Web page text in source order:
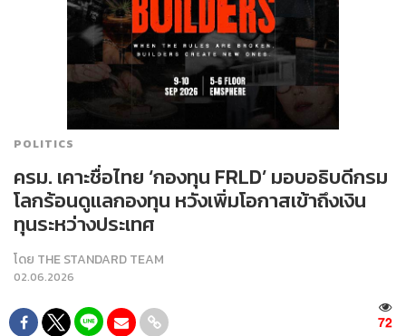
POLITICS
ครม. เคาะชื่อไทย ‘กองทุน FRLD’ มอบอธิบดีกรม
โลกร้อนดูแลกองทุน หวังเพิ่มโอกาสเข้าถึงเงิน
ทุนระหว่างประเทศ
โดย THE STANDARD TEAM
02.06.2026
72